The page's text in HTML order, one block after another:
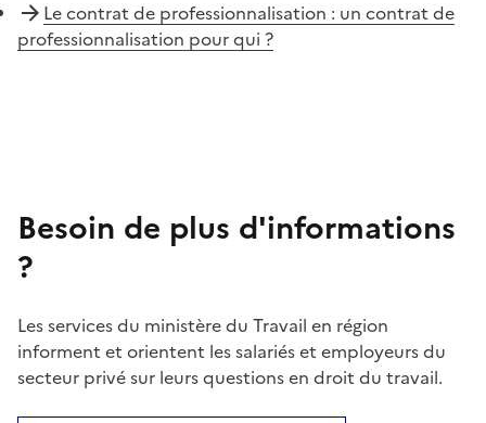
Le contrat de professionnalisation : un contrat de
professionnalisation pour qui ?
Besoin de plus d'informations
?
Les services du ministère du Travail en région
informent et orientent les salariés et employeurs du
secteur privé sur leurs questions en droit du travail.